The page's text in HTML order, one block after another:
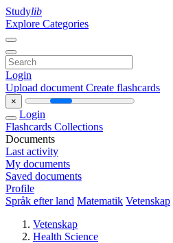
Studylib
Explore Categories
Login
Upload document Create flashcards
×
Login
Flashcards Collections
Documents
Last activity
My documents
Saved documents
Profile
Språk efter land Matematik Vetenskap
Vetenskap
Health Science